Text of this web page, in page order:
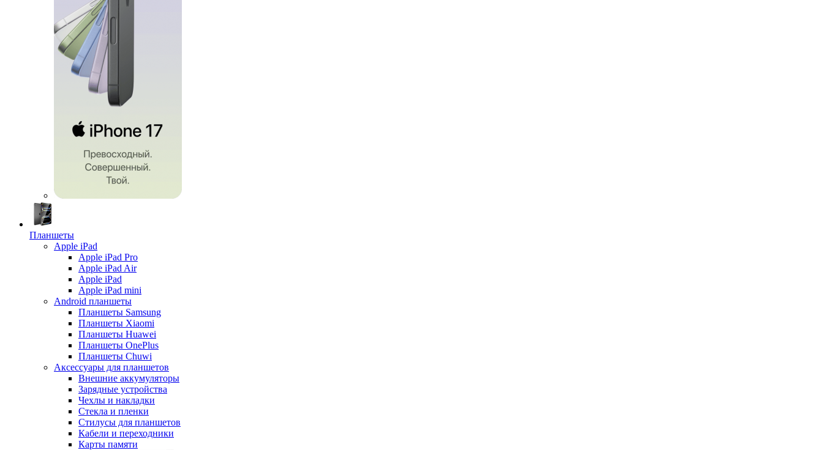
Планшеты
Apple iPad
Apple iPad Pro
Apple iPad Air
Apple iPad
Apple iPad mini
Android планшеты
Планшеты Samsung
Планшеты Xiaomi
Планшеты Huawei
Планшеты OnePlus
Планшеты Chuwi
Аксессуары для планшетов
Внешние аккумуляторы
Зарядные устройства
Чехлы и накладки
Стекла и пленки
Стилусы для планшетов
Кабели и переходники
Карты памяти